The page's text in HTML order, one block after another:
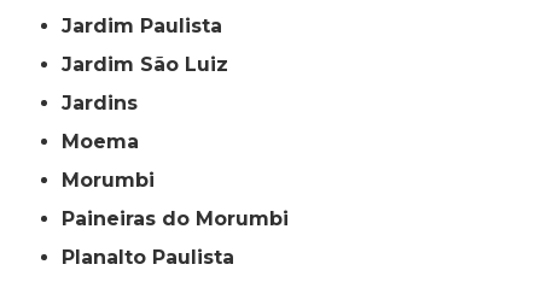
Jardim Paulista
Jardim São Luiz
Jardins
Moema
Morumbi
Paineiras do Morumbi
Planalto Paulista